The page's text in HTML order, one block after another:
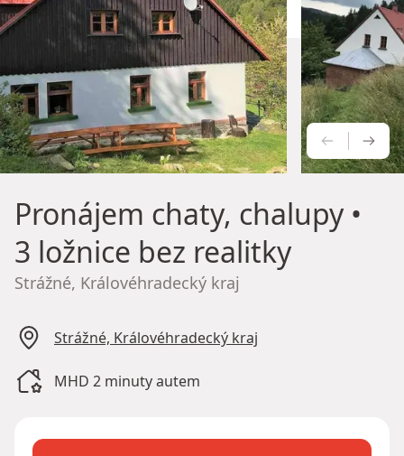
Pronájem chaty, chalupy•
3 ložnice bez realitky
Strážné, Královéhradecký kraj
Strážné, Královéhradecký kraj
MHD 2 minuty autem